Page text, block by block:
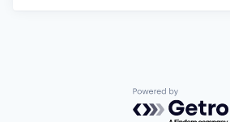
Powered by